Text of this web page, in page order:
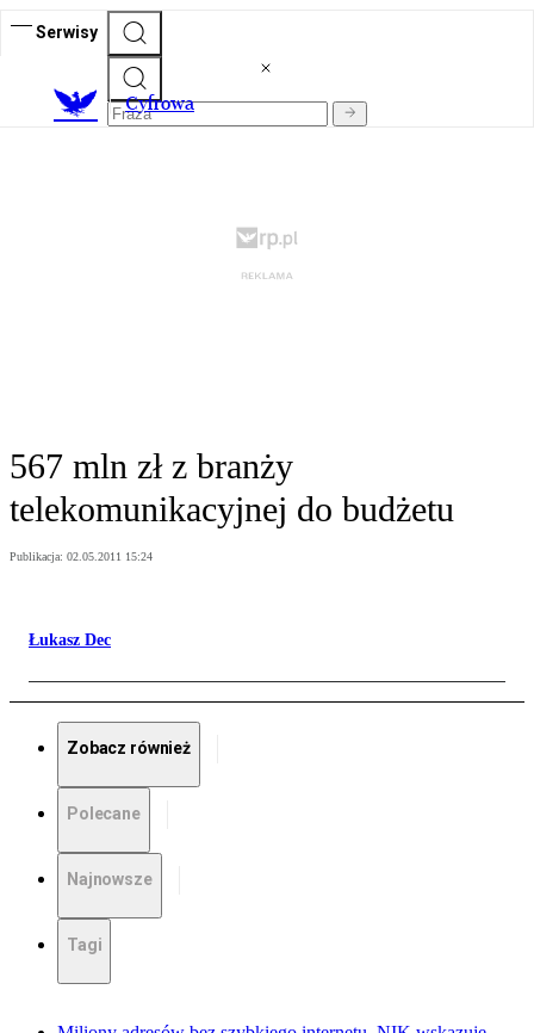
Serwisy
Cyfrowa
567 mln zł z branży
telekomunikacyjnej do budżetu
Publikacja: 02.05.2011 15:24
Łukasz Dec
Zobacz również
Polecane
Najnowsze
Tagi